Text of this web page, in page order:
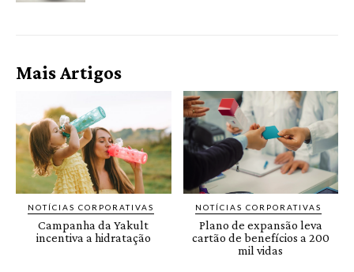
Mais Artigos
NOTÍCIAS CORPORATIVAS
Campanha da Yakult
incentiva a hidratação
NOTÍCIAS CORPORATIVAS
Plano de expansão leva
cartão de benefícios a 200
mil vidas